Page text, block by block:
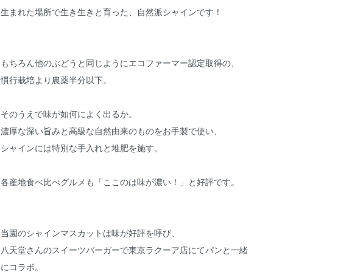
生まれた場所で生き生きと育った、自然派シャインです！
もちろん他のぶどうと同じようにエコファーマー認定取得の、
慣行栽培より農薬半分以下。
そのうえで味が如何によく出るか。
濃厚な深い旨みと高級な自然由来のものをお手製で使い、
シャインには特別な手入れと堆肥を施す。
各産地食べ比べグルメも「ここのは味が濃い！」と好評です。
当園のシャインマスカットは味が好評を呼び、
八天堂さんのスイーツバーガーで東京ラクーア店にてパンと一緒
にコラボ。